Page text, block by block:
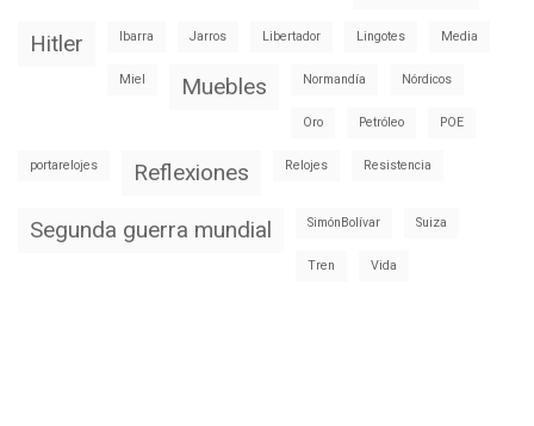
Hitler Ibarra Jarros Libertador Lingotes Media
Miel Muebles Normandía Nórdicos
Oro Petróleo POE
portarelojes Reflexiones Relojes Resistencia
Segunda guerra mundial SimónBolívar Suiza
Tren Vida